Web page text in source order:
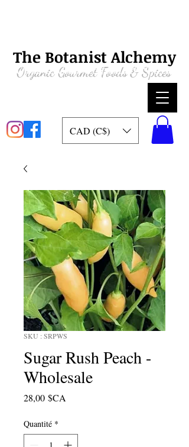
The Botanist Alchemy
Organic Gourmet Foods & Spices
CAD (C$)
SKU : SRPWS
Sugar Rush Peach -
Wholesale
28,00 $CA
Quantité *